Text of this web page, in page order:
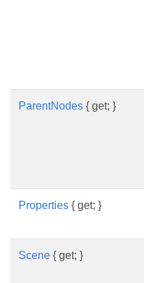
ParentNodes { get; }
Properties { get; }
Scene { get; }